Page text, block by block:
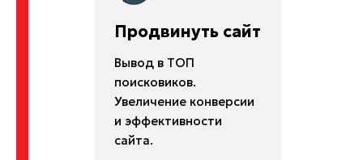
Продвинуть сайт
Вывод в ТОП
поисковиков.
Увеличение конверсии
и эффективности
сайта.